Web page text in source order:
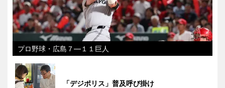
プロ野球・広島７―１１巨人
「デジポリス」普及呼び掛け